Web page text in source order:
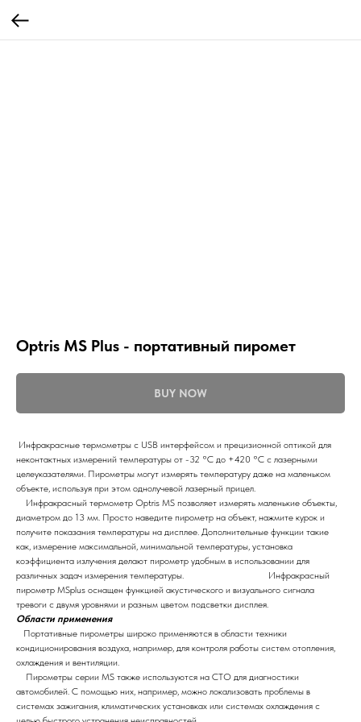
Optris MS Plus - портативный пиромет
BUY NOW
Инфракрасные термометры с USB интерфейсом и прецизионной оптикой для
неконтактных измерений температуры от -32 °С до +420 °С с лазерными
целеуказателями. Пирометры могут измерять температуру даже на маленьком
объекте, используя при этом однолучевой лазерный прицел.
Инфракрасный термометр Optris MS позволяет измерять маленькие объекты,
диаметром до 13 мм. Просто наведите пирометр на объект, нажмите курок и
получите показания температуры на дисплее. Дополнительные функции такие
как, измерение максимальной, минимальной температуры, установка
коэффициента излучения делают пирометр удобным в использовании для
различных задач измерения температуры. Инфракрасный
пирометр MSplus оснащен функцией акустического и визуального сигнала
тревоги с двумя уровнями и разным цветом подсветки дисплея.
Области применения
Портативные пирометры широко применяются в области техники
кондиционирования воздуха, например, для контроля работы систем отопления,
охлаждения и вентиляции.
Пирометры серии MS также используются на СТО для диагностики
автомобилей. С помощью них, например, можно локализовать проблемы в
системах зажигания, климатических установках или системах охлаждения с